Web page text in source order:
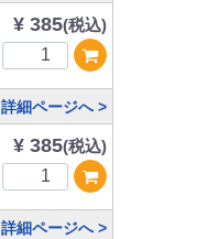
¥ 385(税込)
詳細ページへ >
¥ 385(税込)
詳細ページへ >